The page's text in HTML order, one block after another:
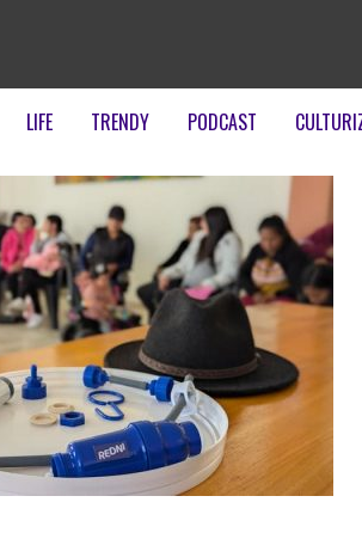
LIFE TRENDY PODCAST